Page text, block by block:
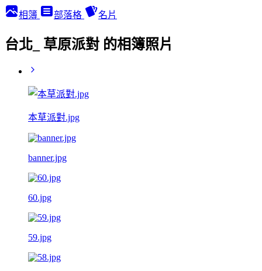
相簿 部落格 名片
台北_ 草原派對 的相簿照片
本草派對.jpg
banner.jpg
60.jpg
59.jpg